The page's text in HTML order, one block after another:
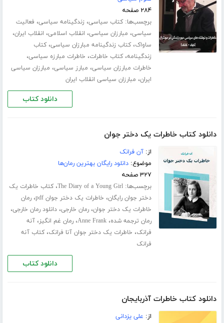
۲۸۴ صفحه
برچسب‌ها:کتاب سیاسی، زندگینامه سیاسی، فعالیت
سیاسی، مبارزان سیاسی، انقلاب اسلامی، انقلاب ایران،
ساواک،کتاب زندگینامه مبارزان سیاسی،کتاب
زندگینامه،کتاب خاطرات، خاطرات مبارزه سیاسی،
خاطرات مبارزان سیاسی، مبارز سیاسی، مبارزان سیاسی
ایران، مبارزان سیاسی انقلاب ایران
دانلود کتاب
دانلود کتاب خاطرات یک دختر جوان
از:آن فرانک
موضوع:دانلود رایگان بهترین رمان‌ها
۳۲۷ صفحه
برچسب‌ها:The Diary of a Young Girl،کتاب خاطرات یک
دختر جوان رایگان، خاطرات یک دختر جوان pdf ،رمان
خاطرات یک دختر جوان،رمان خارجی،دانلود رمان خارجی،
رمان ترجمه شده،Anne Frank،رمان غم انگیز،آنه
فرانک، خاطرات یک دختر جوان آنا فرانک،کتاب آنه
فرانک
دانلود کتاب
دانلود کتاب خاطرات آذربایجان
از: علی یزدانی